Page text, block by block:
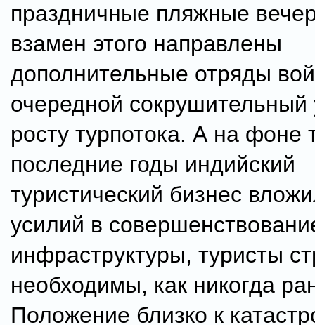
праздничные пляжные
взамен этого направлены
дополнительные отряды
очередной сокрушительный
росту турпотока. А на фоне
последние годы индийский
туристический бизнес
усилий в
инфраструктуры, туристы
необходимы, как никогда
Положение близко к